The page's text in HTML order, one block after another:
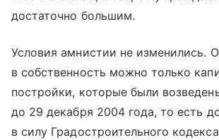
достаточно большим.
Условия амнистии не изменились.
в собственность можно только
постройки, которые были
до 29 декабря 2004 года, то есть
в силу Градостроительного